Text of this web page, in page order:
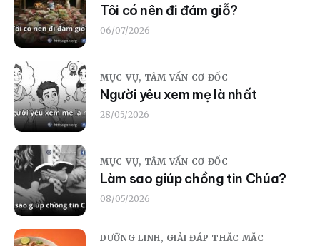
Tôi có nên đi đám giỗ?
06/07/2026
MỤC VỤ, TÂM VẤN CƠ ĐỐC
Người yêu xem mẹ là nhất
28/05/2026
MỤC VỤ, TÂM VẤN CƠ ĐỐC
Làm sao giúp chồng tin Chúa?
08/05/2026
DƯỠNG LINH, GIẢI ĐÁP THẮC MẮC